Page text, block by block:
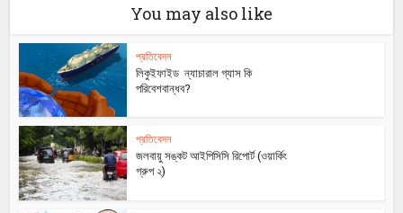
You may also like
প্রতিবেদন
লিকুইফাইড ন্যাচারাল গ্যাস কি
পরিবেশবান্ধব?
প্রতিবেদন
জলবায়ু সঙ্কট আইপিসিসি রিপোর্ট (ওয়ার্কিং
গ্রুপ ২)